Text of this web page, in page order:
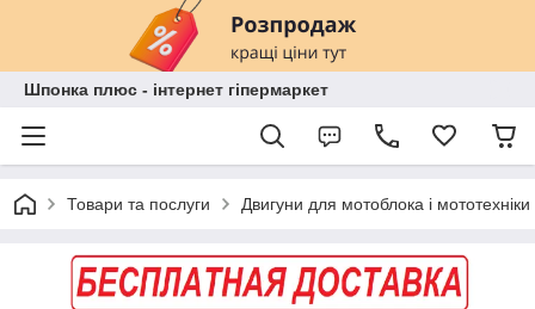
Шпонка плюс - інтернет гіпермаркет
Товари та послуги Двигуни для мотоблока і мототехніки